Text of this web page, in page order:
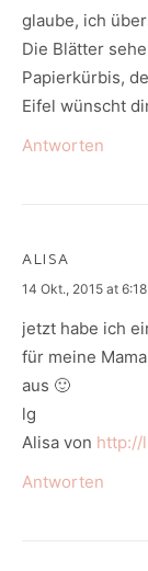
glaube, ich
Die Blätter
Papierkürbis,
Eifel wünscht
Antworten
ALISA
says:
14 Okt., 2015 at 6:18
jetzt habe ich
für meine
aus 🙂
lg
Alisa von http://
Antworten